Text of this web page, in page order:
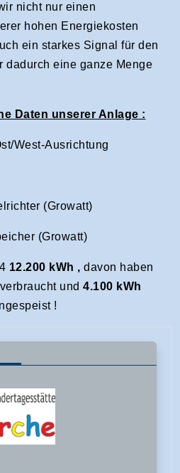
nicht nur einen
hohen Energiekosten
ein starkes Signal für den
dadurch eine ganze Menge
Daten unserer Anlage :
West-Ausrichtung
(Growatt)
(Growatt)
12.200 kWh , davon haben
und 4.100 kWh
!